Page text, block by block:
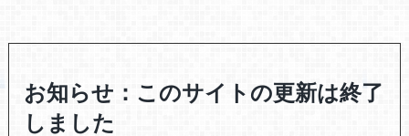
お知らせ：このサイトの更新は終了
しました